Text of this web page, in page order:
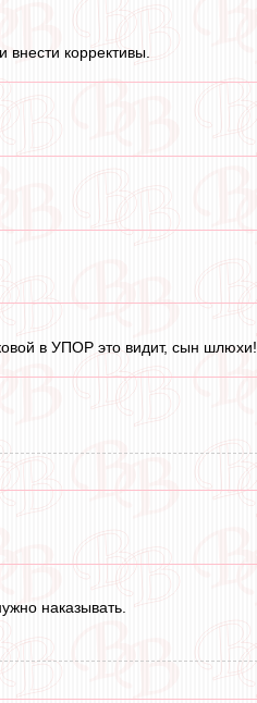
внести коррективы.
в УПОР это видит, сын шлюхи!
наказывать.